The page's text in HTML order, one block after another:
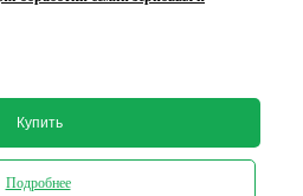
Купить
Подробнее